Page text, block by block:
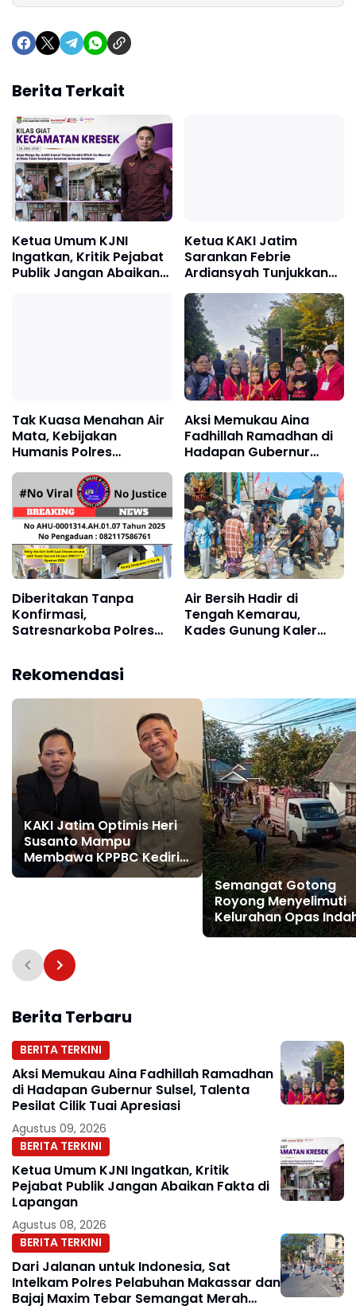
Berita Terkait
Ketua Umum KJNI
Ingatkan, Kritik Pejabat
Publik Jangan Abaikan
Ketua KAKI Jatim
Sarankan Febrie
Ardiansyah Tunjukkan
Sikap dan Hormati
Proses Hukum, Bukan
Ajukan Praperadilan
Tak Kuasa Menahan Air
Mata, Kebijakan
Humanis Polres
Pertemukan Tahanan
dengan Keluarga di Hari
Pernikahan
Aksi Memukau Aina
Fadhillah Ramadhan di
Hadapan Gubernur
Cilik Tuai Apresiasi
Diberitakan Tanpa
Konfirmasi,
Satresnarkoba Polres
Narasi Sepihak
Air Bersih Hadir di
Tengah Kemarau,
Kades Gunung Kaler
Rekomendasi
KAKI Jatim Optimis Heri
Susanto Mampu
Membawa KPPBC Kediri
Semakin Berintegritas
Semangat Gotong
Royong Menyelimuti
Kelurahan Opas
Lurah, Jajaran RT/RW
Berita Terbaru
BERITA TERKINI
Aksi Memukau Aina Fadhillah Ramadhan
di Hadapan Gubernur Sulsel, Talenta
Pesilat Cilik Tuai Apresiasi
Agustus 09, 2026
BERITA TERKINI
Ketua Umum KJNI Ingatkan, Kritik
Pejabat Publik Jangan Abaikan Fakta di
Lapangan
Agustus 08, 2026
BERITA TERKINI
Dari Jalanan untuk Indonesia, Sat
Intelkam Polres Pelabuhan Makassar dan
Bajaj Maxim Tebar Semangat Merah